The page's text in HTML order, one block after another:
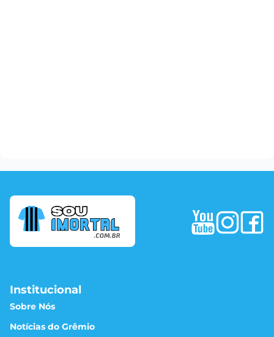
Institucional
Sobre Nós
Notícias do Grêmio